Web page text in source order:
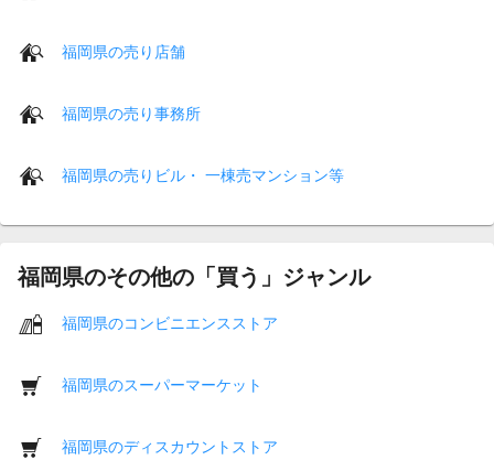
福岡県の売り店舗
福岡県の売り事務所
福岡県の売りビル・ 一棟売マンション等
福岡県のその他の「買う」ジャンル
福岡県のコンビニエンスストア
福岡県のスーパーマーケット
福岡県のディスカウントストア